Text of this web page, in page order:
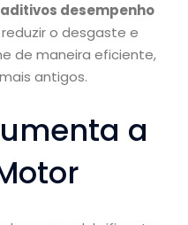
aditivos desempenho
o desgaste e
de maneira eficiente,
antigos.
a